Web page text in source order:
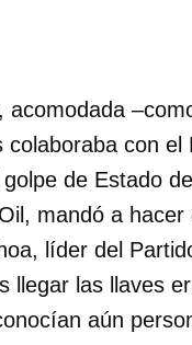
acomodada
con
de Estado
mandó a
líder del
llegar las llaves
aún